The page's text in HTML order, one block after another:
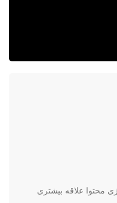
محتوا علاقه بیشتری